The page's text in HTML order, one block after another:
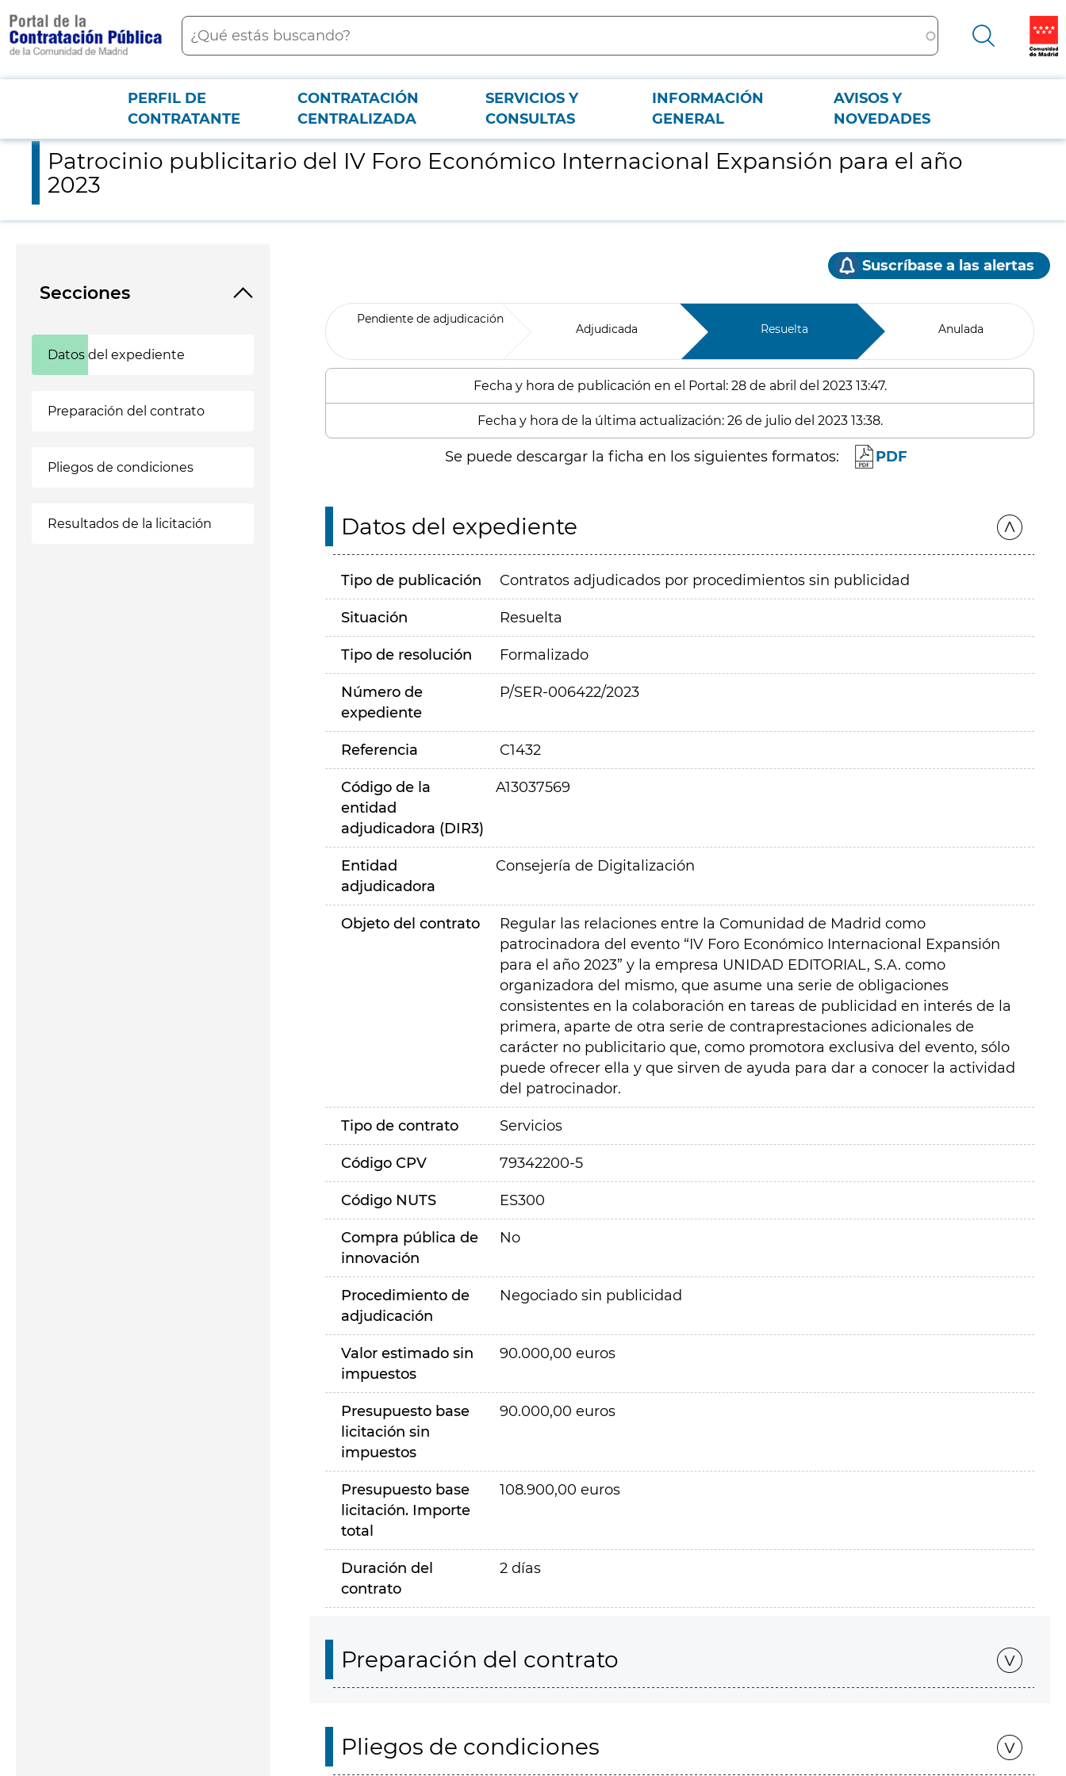
contenido
principal
Buscar
Menú PCON
PERFIL DE
CONTRATANTE
CONTRATACIÓN
CENTRALIZADA
SERVICIOS Y
CONSULTAS
INFORMACIÓN
GENERAL
AVISOS Y
NOVEDADES
Patrocinio publicitario del IV Foro Económico Internacional Expansión para el año 2023
Patrocinio publicitario del IV Foro Económico Internacional Expansión para el año
2023
Secciones
Datos del expediente
Preparación del contrato
Pliegos de condiciones
Resultados de la licitación
Suscríbase a las alertas
Pendiente de adjudicación
Adjudicada Resuelta Anulada
Fecha y hora de publicación en el Portal: 28 de abril del 2023 13:47.
Fecha y hora de la última actualización: 26 de julio del 2023 13:38.
Se puede descargar la ficha en los siguientes formatos: PDF
Datos del expediente
Tipo de publicación Contratos adjudicados por procedimientos sin publicidad
Situación Resuelta
Tipo de resolución Formalizado
Número de
expediente
P/SER-006422/2023
Referencia C1432
Código de la
entidad
adjudicadora (DIR3)
A13037569
Entidad
adjudicadora
Consejería de Digitalización
Objeto del contrato
Regular las relaciones entre la Comunidad de Madrid como
patrocinadora del evento “IV Foro Económico Internacional Expansión
para el año 2023” y la empresa UNIDAD EDITORIAL, S.A. como
organizadora del mismo, que asume una serie de obligaciones
consistentes en la colaboración en tareas de publicidad en interés de la
primera, aparte de otra serie de contraprestaciones adicionales de
carácter no publicitario que, como promotora exclusiva del evento, sólo
puede ofrecer ella y que sirven de ayuda para dar a conocer la actividad
del patrocinador.
Tipo de contrato Servicios
Código CPV 79342200-5
Código NUTS ES300
Compra pública de
innovación
No
Procedimiento de
adjudicación
Negociado sin publicidad
Valor estimado sin
impuestos
90.000,00 euros
Presupuesto base
licitación sin
impuestos
90.000,00 euros
Presupuesto base
licitación. Importe
total
108.900,00 euros
Duración del
contrato
2 días
Preparación del contrato
Pliegos de condiciones